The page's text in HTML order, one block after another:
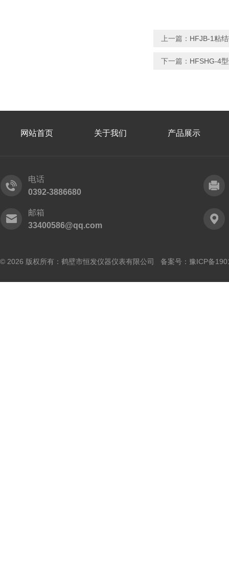
上一篇： HFJB-1粘
下一篇： HFSHG-4
网站首页 关于我们 产品展示
电话
0392-3886680
邮箱
33400586@qq.com
© 2026 版权所有：鹤壁市恒发仪器仪表有限公司 备案号： 豫ICP备